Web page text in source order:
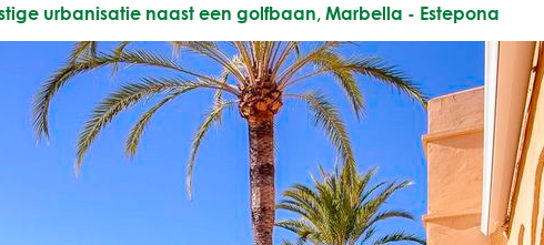
urbanisatie naast een golfbaan, Marbella - Estepona